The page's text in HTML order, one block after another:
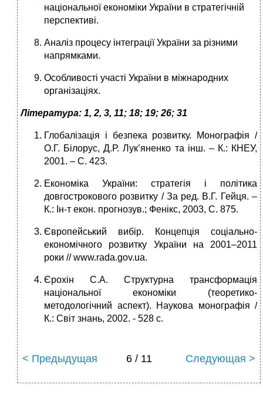
національної економіки України в стратегічній
перспективі.
Аналіз процесу інтеграції України за різними
напрямками.
Особливості участі України в міжнародних
організаціях.
Література: 1, 2, 3, 11; 18; 19; 26; 31
Глобалізація і безпека розвитку. Монографія /
О.Г. Білорус, Д.Р. Лук’яненко та інш. – К.: КНЕУ,
2001. – С. 423.
Економіка України: стратегія і політика
довгострокового розвитку / За ред. В.Г. Гейця. –
К.: Ін-т екон. прогнозув.; Фенікс, 2003, С. 875.
Європейський вибір. Концепція соціально-
економічного розвитку України на 2001–2011
роки // www.rada.gov.ua.
Єрохін С.А. Структурна трансформація
національної економіки (теоретико-
методологічний аспект). Наукова монографія /
К.: Світ знань, 2002. - 528 с.
< Предыдущая 6 / 11 Следующая >